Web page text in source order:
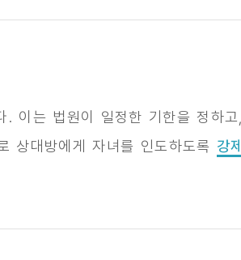
. 이는 법원이 일정한 기한을 정하
상대방에게 자녀를 인도하도록 강